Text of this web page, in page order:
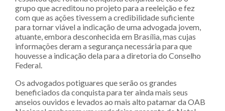
grupo que acreditou no projeto para a reeleição e fez
com que as ações tivessem a credibilidade suficiente
para tornar viável a indicação de uma advogada jovem,
atuante, embora desconhecida em Brasília, mas cujas
informações deram a segurança necessária para que
houvesse a indicação dela para a diretoria do Conselho
Federal.
Os advogados potiguares que serão os grandes
beneficiados da conquista para ter ainda mais seus
anseios ouvidos e levados ao mais alto patamar da OAB